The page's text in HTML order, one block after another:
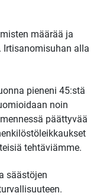
määrää ja
Irtisanomisuhan alla
pieneni 45:stä
noin
päättyvää
tehtäviämme.
säästöjen